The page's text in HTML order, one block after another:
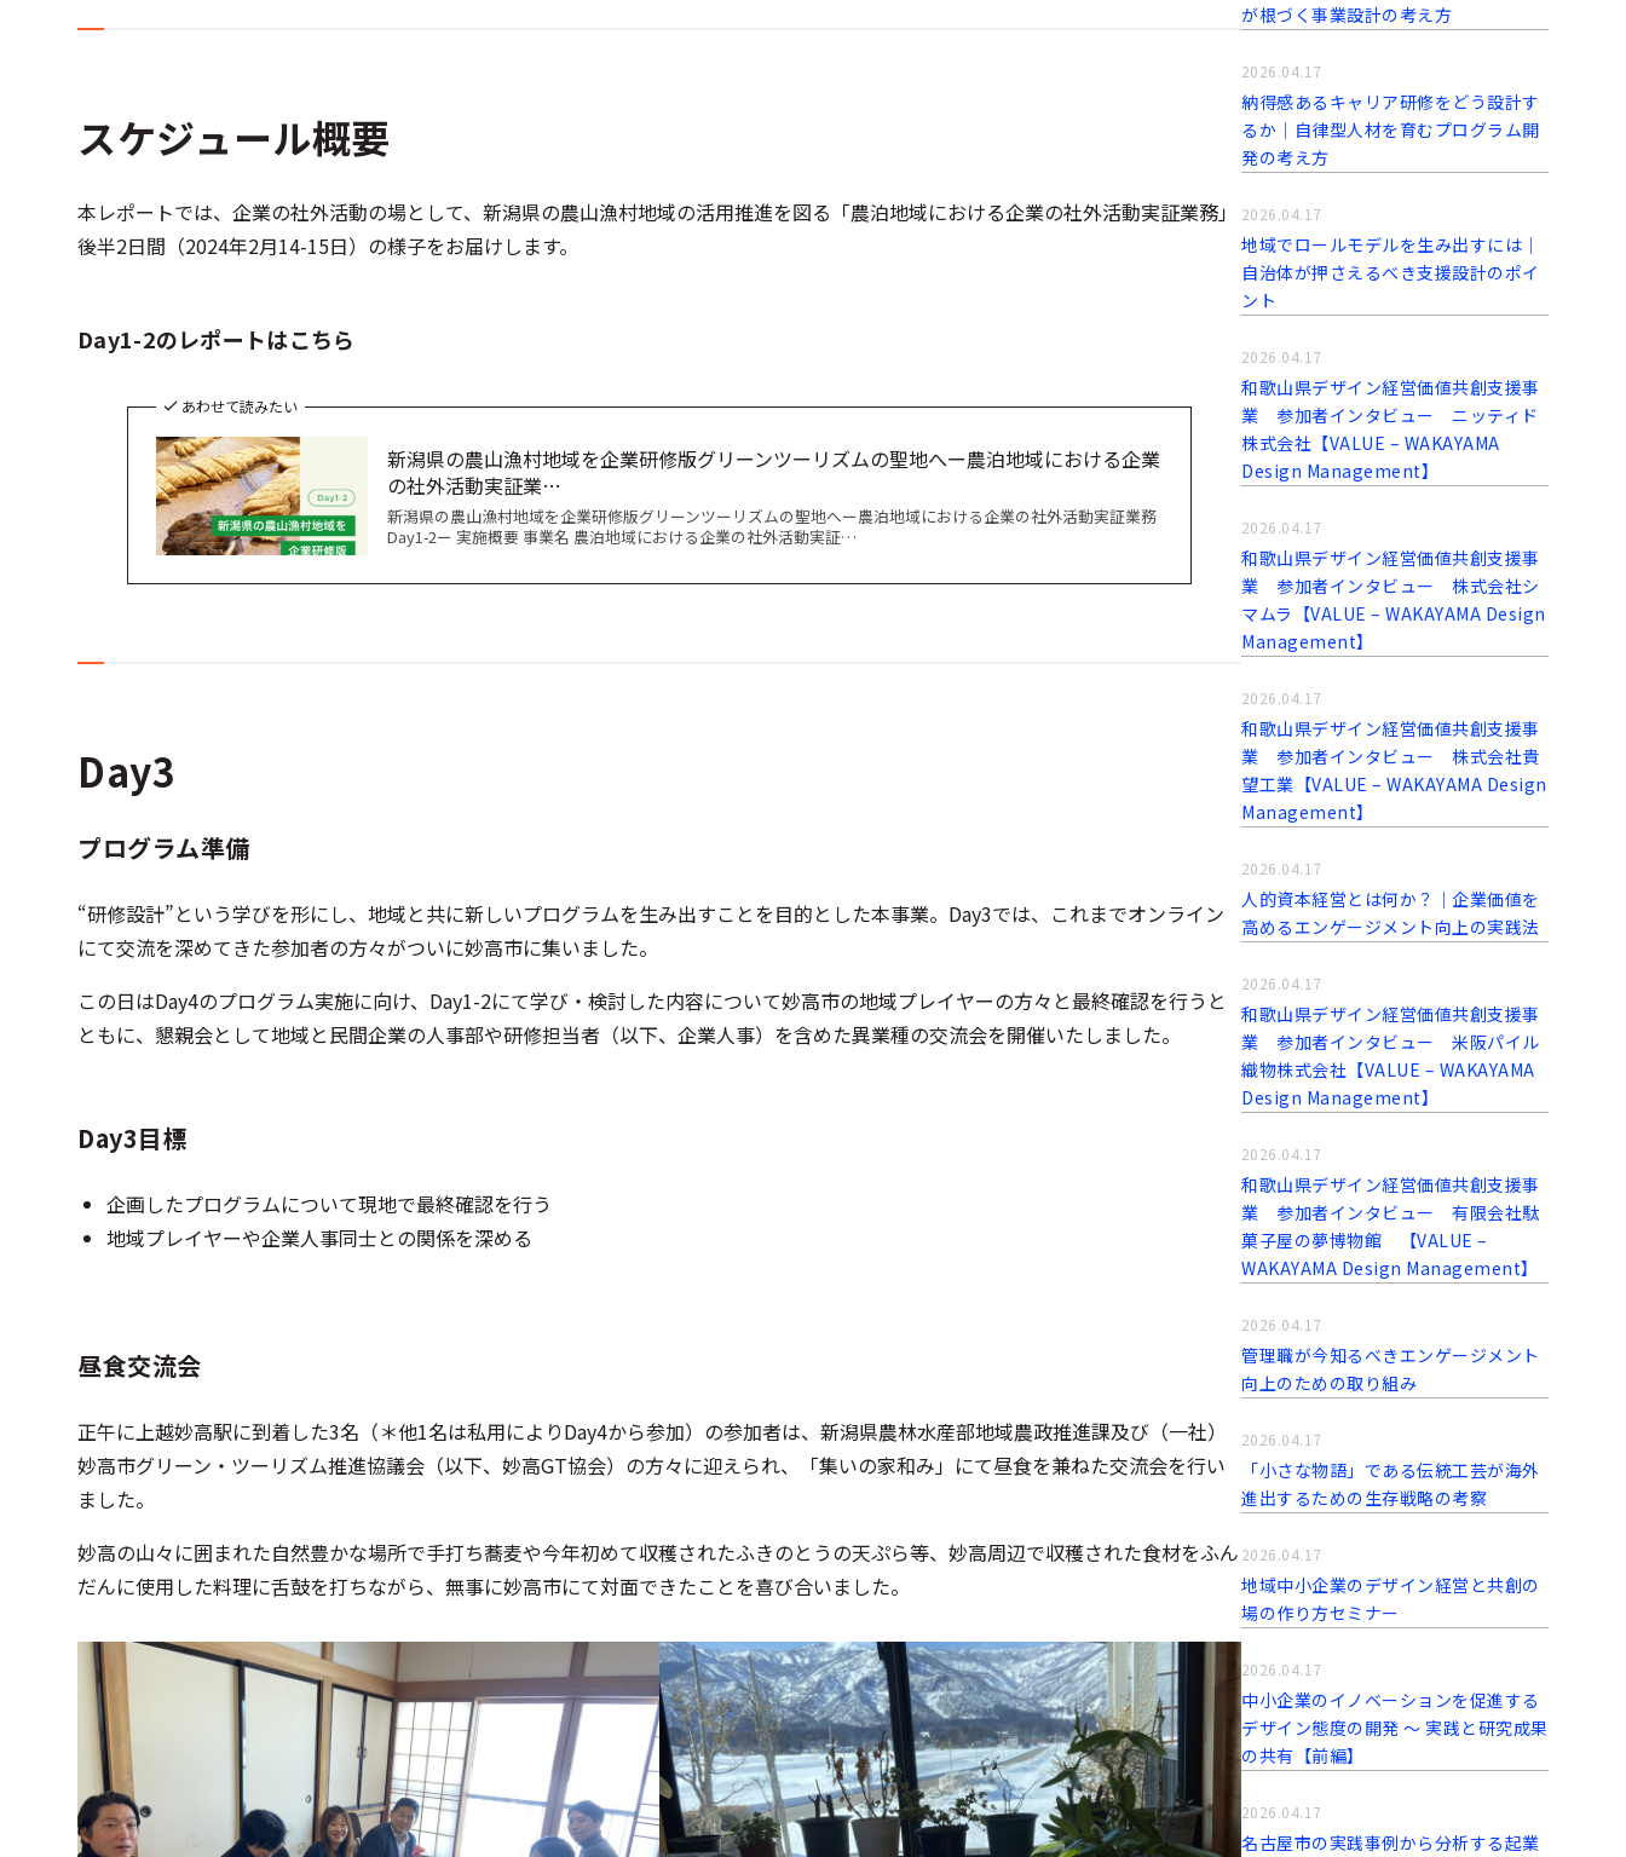
スケジュール概要
本レポートでは、企業の社外活動の場として、新潟県の農山漁村地域の活用推進を図る「農泊地域における企業の社外活動実証業務」
後半2日間（2024年2月14-15日）の様子をお届けします。
Day1-2のレポートはこちら
あわせて読みたい
新潟県の農山漁村地域を企業研修版グリーンツーリズムの聖地へー農泊地域における企業
の社外活動実証業…
新潟県の農山漁村地域を企業研修版グリーンツーリズムの聖地へー農泊地域における企業の社外活動実証業務
Day1-2ー 実施概要 事業名 農泊地域における企業の社外活動実証…
Day3
プログラム準備
“研修設計”という学びを形にし、地域と共に新しいプログラムを生み出すことを目的とした本事業。Day3では、これまでオンライン
にて交流を深めてきた参加者の方々がついに妙高市に集いました。
この日はDay4のプログラム実施に向け、Day1-2にて学び・検討した内容について妙高市の地域プレイヤーの方々と最終確認を行うと
ともに、懇親会として地域と民間企業の人事部や研修担当者（以下、企業人事）を含めた異業種の交流会を開催いたしました。
Day3目標
企画したプログラムについて現地で最終確認を行う
地域プレイヤーや企業人事同士との関係を深める
昼食交流会
正午に上越妙高駅に到着した3名（＊他1名は私用によりDay4から参加）の参加者は、新潟県農林水産部地域農政推進課及び（一社）
妙高市グリーン・ツーリズム推進協議会（以下、妙高GT協会）の方々に迎えられ、「集いの家和み」にて昼食を兼ねた交流会を行い
ました。
妙高の山々に囲まれた自然豊かな場所で手打ち蕎麦や今年初めて収穫されたふきのとうの天ぷら等、妙高周辺で収穫された食材をふん
だんに使用した料理に舌鼓を打ちながら、無事に妙高市にて対面できたことを喜び合いました。
が根づく事業設計の考え方
納得感あるキャリア研修をどう設計す
るか｜自律型人材を育むプログラム開
発の考え方
2026.04.17
地域でロールモデルを生み出すには｜
自治体が押さえるべき支援設計のポイ
ント
2026.04.17
和歌山県デザイン経営価値共創支援事
業 参加者インタビュー ニッティド
株式会社【VALUE – WAKAYAMA
Design Management】
2026.04.17
和歌山県デザイン経営価値共創支援事
業 参加者インタビュー 株式会社シ
マムラ【VALUE – WAKAYAMA Design
Management】
2026.04.17
和歌山県デザイン経営価値共創支援事
業 参加者インタビュー 株式会社貴
望工業【VALUE – WAKAYAMA Design
Management】
2026.04.17
人的資本経営とは何か？｜企業価値を
高めるエンゲージメント向上の実践法
2026.04.17
和歌山県デザイン経営価値共創支援事
業 参加者インタビュー 米阪パイル
織物株式会社【VALUE – WAKAYAMA
Design Management】
2026.04.17
和歌山県デザイン経営価値共創支援事
業 参加者インタビュー 有限会社駄
菓子屋の夢博物館 【VALUE –
WAKAYAMA Design Management】
2026.04.17
管理職が今知るべきエンゲージメント
向上のための取り組み
2026.04.17
「小さな物語」である伝統工芸が海外
進出するための生存戦略の考察
2026.04.17
地域中小企業のデザイン経営と共創の
場の作り方セミナー
2026.04.17
中小企業のイノベーションを促進する
デザイン態度の開発 〜 実践と研究成果
の共有【前編】
2026.04.17
名古屋市の実践事例から分析する起業
2026.04.17